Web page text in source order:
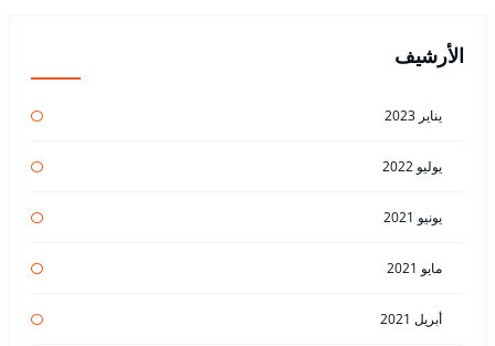
الأرشيف
يناير 2023
يوليو 2022
يونيو 2021
مايو 2021
أبريل 2021